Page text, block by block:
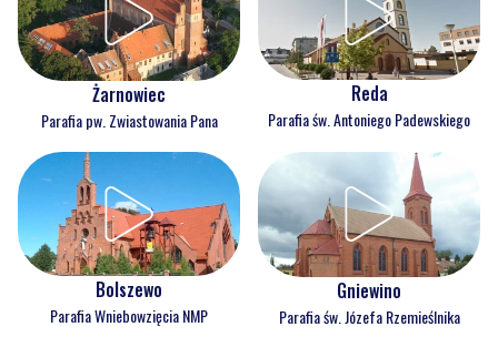
Żarnowiec
Parafia pw. Zwiastowania Pana
Reda
Parafia św. Antoniego Padewskiego
Bolszewo
Parafia Wniebowzięcia NMP
Gniewino
Parafia św. Józefa Rzemieślnika